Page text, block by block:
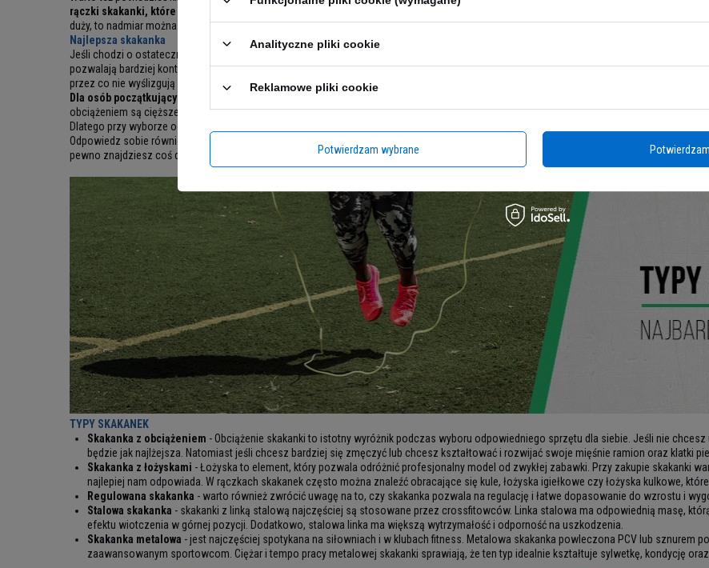
rączki skakanki, które powinny znajdować się na wysokości dolnej części klatki piersiowej.
Osoby początkujące powinny używać
duży, to nadmiar można odciąć. Na wszelki wypadek jednak warto zostawić kilka centymetrów zapasu po każdej stronie, aby móc
Najlepsza skakanka
Jeśli chodzi o ostateczny wybór odpowiedniej skakanki to u osób początkujących i średniozaawansowanych prawdopodobnie będzie on
pozwalają bardziej kontrolować uchwyt i zachować tzw. luźny nadgarstek. Grubsze, owijane końcówki, często wykonane z miękkiej pianki
przez co nie wyślizgują się z ręki.
Dla osób początkujących polecane są skakanki PCV, przeznaczone do nauki ze względu na swoją lekkość
i zazwyczaj niską cenę.
obciążeniem są cięższe, przez co zwiększają intensywność treningu.
Dlatego przy wyborze odpowiedniej skakanki dla siebie zastanów się, czy chcesz aby skakanka pomagała ci w wykonywaniu kolejnych
Odpowiedz sobie również na pytanie o stopień twojego zaawansowania - jesteś początkujący czy skakanie na skakance nie sprawia ci już
pewno znajdziesz coś dla siebie.
TYPY SKAKANEK
Skakanka z obciążeniem - Obciążenie skakanki to istotny wyróżnik podczas wyboru odpowiedniego sprzętu dla siebie. Jeśli nie
będzie jak najlżejsza. Natomiast jeśli chcesz bardziej się zmęczyć lub chcesz kształtować i rozwijać swoje mięśnie ramion oraz klatki
Skakanka z łożyskami - Łożyska to element, który pozwala odróżnić profesjonalny model od zwykłej zabawki. Przy zakupie skakanki
najlepiej nam odpowiada. W rączkach skakanek często można znaleźć obracające się kule, łożyska igiełkowe czy łożyska kulkowe,
Regulowana skakanka - warto również zwrócić uwagę na to, czy skakanka pozwala na regulację i łatwe dopasowanie do wzrostu i
Stalowa skakanka - skakanki z linką stalową najczęściej są stosowane przez crossfitowców. Linka stalowa ma odpowiednią masę,
efektu wiotczenia w górnej pozycji. Dodatkowo, stalowa linka ma większą wytrzymałość i odporność na uszkodzenia.
Skakanka metalowa - jest najczęściej spotykana na siłowniach i w klubach fitness. Metalowa skakanka powleczona PCV lub sznurem
zaawansowanym sportowcom. Ciężar i tempo pracy metalowej skakanki sprawiają, że ten typ idealnie kształtuje sylwetkę, kondycję
Analityczne pliki cookie
Reklamowe pliki cookie
Potwierdzam wybrane